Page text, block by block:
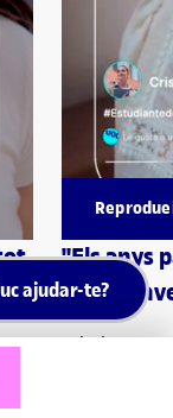
"Els anys
pots
Cristina,
ajudar-te?